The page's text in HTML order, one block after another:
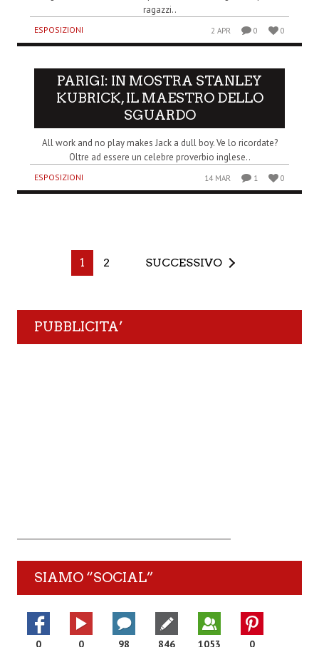
ragazzi..
ESPOSIZIONI 2 APR 0 0
PARIGI: IN MOSTRA STANLEY
KUBRICK, IL MAESTRO DELLO
SGUARDO
All work and no play makes Jack a dull boy. Ve lo ricordate?
Oltre ad essere un celebre proverbio inglese..
ESPOSIZIONI 14 MAR 1 0
1 2 SUCCESSIVO
PUBBLICITA’
SIAMO “SOCIAL”
0 0 98 846 1053 0